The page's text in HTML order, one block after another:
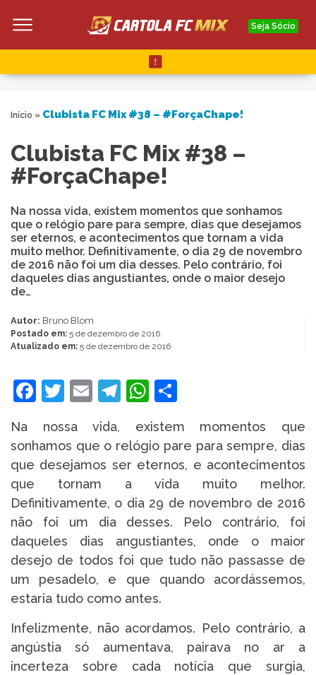
Seja Sócio
Início » Clubista FC Mix #38 – #ForçaChape!
Clubista FC Mix #38 –
#ForçaChape!
Na nossa vida, existem momentos que sonhamos
que o relógio pare para sempre, dias que desejamos
ser eternos, e acontecimentos que tornam a vida
muito melhor. Definitivamente, o dia 29 de novembro
de 2016 não foi um dia desses. Pelo contrário, foi
daqueles dias angustiantes, onde o maior desejo
de…
Autor: Bruno Blom
Postado em: 5 de dezembro de 2016
Atualizado em: 5 de dezembro de 2016
Facebook
Twitter
EmailTelegram
WhatsApp
Na nossa vida, existem momentos que
sonhamos que o relógio pare para sempre, dias
que desejamos ser eternos, e acontecimentos
que tornam a vida muito melhor.
Definitivamente, o dia 29 de novembro de 2016
não foi um dia desses. Pelo contrário, foi
daqueles dias angustiantes, onde o maior
desejo de todos foi que tudo não passasse de
um pesadelo, e que quando acordássemos,
estaria tudo como antes.
Infelizmente, não acordamos. Pelo contrário, a
angústia só aumentava, pairava no ar a
incerteza sobre cada notícia que surgia,